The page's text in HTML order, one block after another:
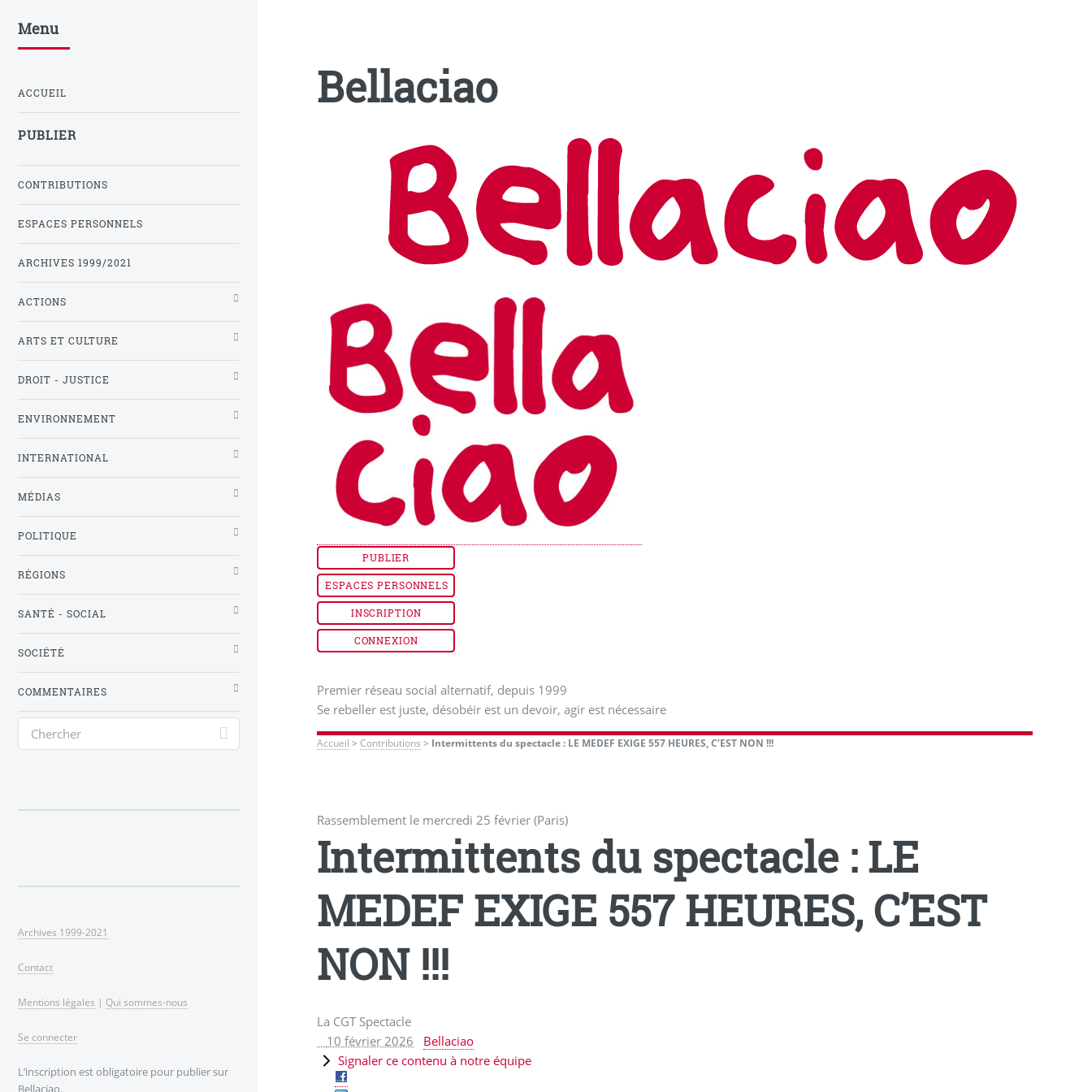
Bellaciao
PUBLIER
ESPACES PERSONNELS
INSCRIPTION
CONNEXION
Premier réseau social alternatif, depuis 1999
Se rebeller est juste, désobéir est un devoir, agir est nécessaire
Accueil >Contributions > Intermittents du spectacle : LE MEDEF EXIGE 557 HEURES, C’EST NON !!!
Rassemblement le mercredi 25 février (Paris)
Intermittents du spectacle : LE
MEDEF EXIGE 557 HEURES, C’EST
NON !!!
La CGT Spectacle
10 février 2026
Bellaciao
Signaler ce contenu à notre équipe
Menu
ACCUEIL
PUBLIER
CONTRIBUTIONS
ESPACES PERSONNELS
ARCHIVES 1999/2021
ACTIONS
ARTS ET CULTURE
DROIT - JUSTICE
ENVIRONNEMENT
INTERNATIONAL
MÉDIAS
POLITIQUE
RÉGIONS
SANTÉ - SOCIAL
SOCIÉTÉ
COMMENTAIRES
Archives 1999-2021
Contact
Mentions légales | Qui sommes-nous
Se connecter
L’inscription est obligatoire pour publier sur